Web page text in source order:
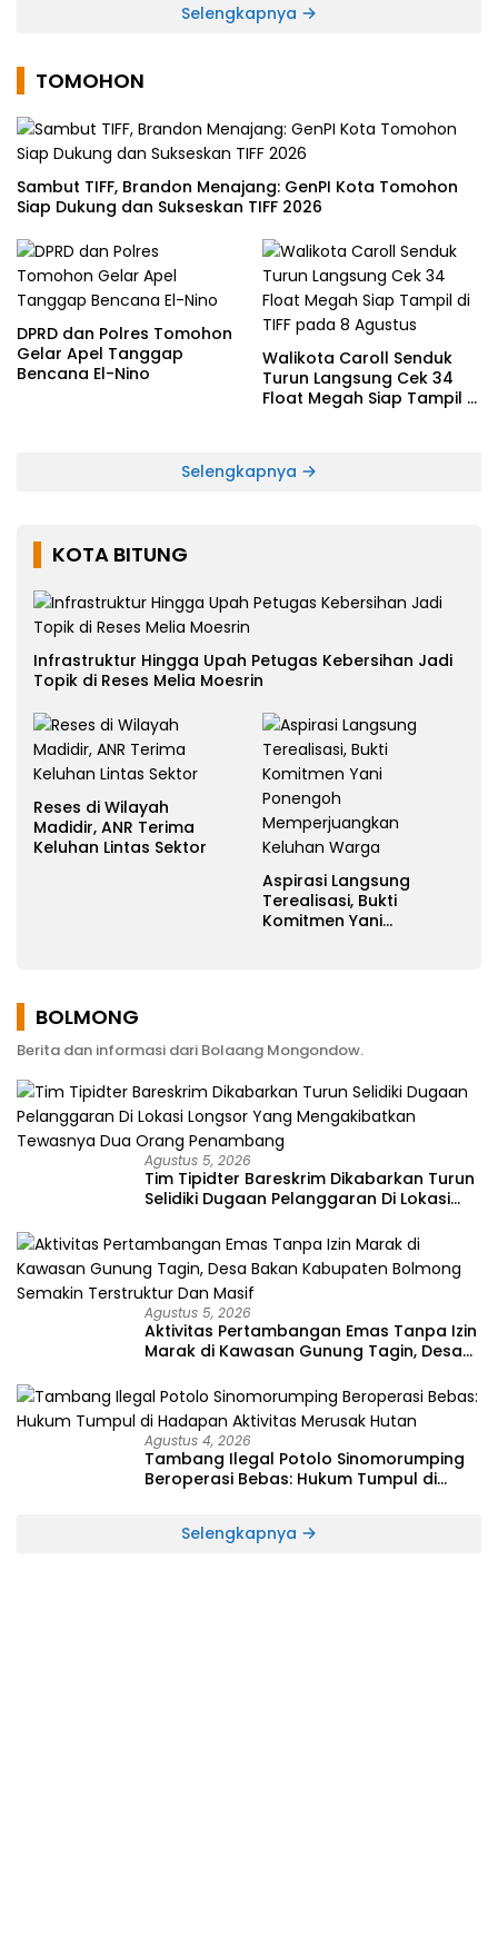
Selengkapnya
TOMOHON
Sambut TIFF, Brandon Menajang: ​GenPI Kota Tomohon
Siap Dukung dan Sukseskan TIFF 2026
DPRD dan Polres Tomohon
Gelar Apel Tanggap
Bencana El-Nino
Walikota Caroll Senduk
Turun Langsung Cek 34
Float Megah Siap Tampil di
Selengkapnya
KOTA BITUNG
Infrastruktur Hingga Upah Petugas Kebersihan Jadi
Topik di Reses Melia Moesrin
Reses di Wilayah
Madidir, ANR Terima
Keluhan Lintas Sektor
Aspirasi Langsung
Terealisasi, Bukti
Komitmen Yani
BOLMONG
Berita dan informasi dari Bolaang Mongondow.
Agustus 5, 2026
Tim Tipidter Bareskrim Dikabarkan Turun
Selidiki Dugaan Pelanggaran Di Lokasi
Dua Orang Penambang
Agustus 5, 2026
Aktivitas Pertambangan Emas Tanpa Izin
Marak di Kawasan Gunung Tagin, Desa
Terstruktur Dan Masif
Agustus 4, 2026
Tambang Ilegal Potolo Sinomorumping
Beroperasi Bebas: Hukum Tumpul di
Selengkapnya